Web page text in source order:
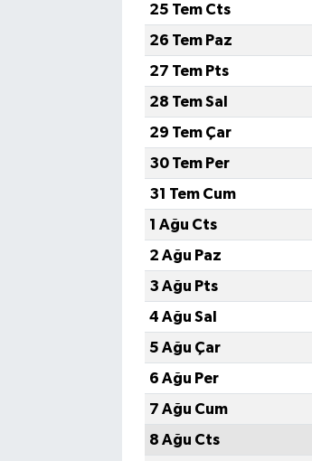
25 Tem Cts
26 Tem Paz
27 Tem Pts
28 Tem Sal
29 Tem Çar
30 Tem Per
31 Tem Cum
1 Ağu Cts
2 Ağu Paz
3 Ağu Pts
4 Ağu Sal
5 Ağu Çar
6 Ağu Per
7 Ağu Cum
8 Ağu Cts